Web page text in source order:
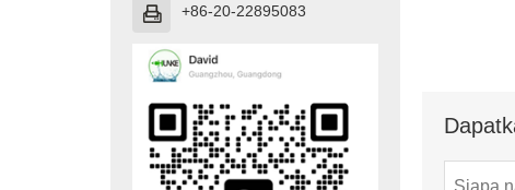
 +86-20-22895083